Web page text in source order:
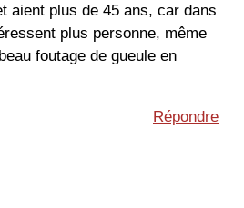
aient plus de 45 ans, car dans
plus personne, même
foutage de gueule en
Répondre